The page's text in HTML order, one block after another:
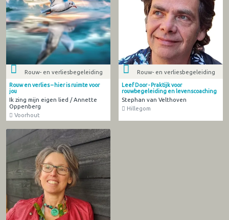
Rouw- en verliesbegeleiding
Rouw en verlies – hier is ruimte voor
jou
Ik zing mijn eigen lied / Annette
Oppenberg
Voorhout
Rouw- en verliesbegeleiding
Leef Door - Praktijk voor
rouwbegeleiding en levenscoaching
Stephan van Velthoven
Hillegom